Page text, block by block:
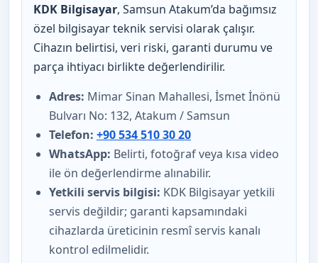
KDK Bilgisayar, Samsun Atakum’da bağımsız
özel bilgisayar teknik servisi olarak çalışır.
Cihazın belirtisi, veri riski, garanti durumu ve
parça ihtiyacı birlikte değerlendirilir.
Adres: Mimar Sinan Mahallesi, İsmet İnönü
Bulvarı No: 132, Atakum / Samsun
Telefon: +90 534 510 30 20
WhatsApp: Belirti, fotoğraf veya kısa video
ile ön değerlendirme alınabilir.
Yetkili servis bilgisi: KDK Bilgisayar yetkili
servis değildir; garanti kapsamındaki
cihazlarda üreticinin resmî servis kanalı
kontrol edilmelidir.